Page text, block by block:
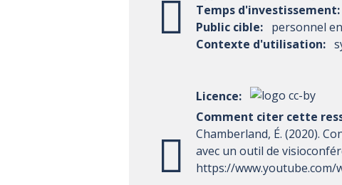
Temps d'investissement:
Public cible: personnel
Contexte d'utilisation:
Licence:
Comment citer cette
Chamberland, É. (2020).
avec un outil de
https://www.youtube.com/